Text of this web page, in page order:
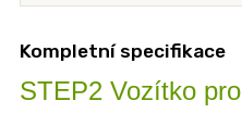
Kompletní specifikace
STEP2 Vozítko